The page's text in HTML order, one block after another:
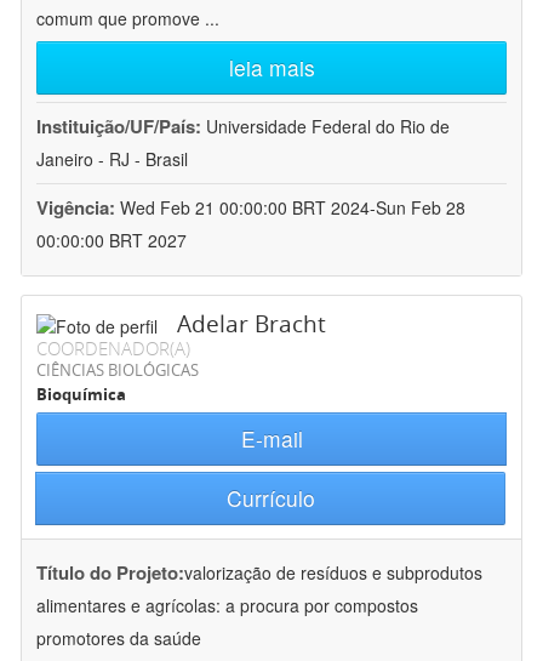
comum que promove ...
leia mais
Instituição/UF/País: Universidade Federal do Rio de
Janeiro - RJ - Brasil
Vigência: Wed Feb 21 00:00:00 BRT 2024-Sun Feb 28
00:00:00 BRT 2027
Adelar Bracht
COORDENADOR(A)
CIÊNCIAS BIOLÓGICAS
Bioquímica
E-mail
Currículo
Título do Projeto:valorização de resíduos e subprodutos
alimentares e agrícolas: a procura por compostos
promotores da saúde